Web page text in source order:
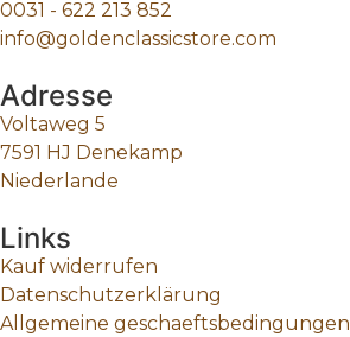
0031 - 622 213 852
info@goldenclassicstore.com
Adresse
Voltaweg 5
7591 HJ Denekamp
Niederlande
Links
Kauf widerrufen
Datenschutzerklärung
Allgemeine geschaeftsbedingungen